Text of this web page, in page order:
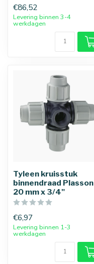
€86,52
Levering binnen 3-4
werkdagen
Tyleen kruisstuk
binnendraad Plasson |
20 mm x 3/4"
€6,97
Levering binnen 1-3
werkdagen